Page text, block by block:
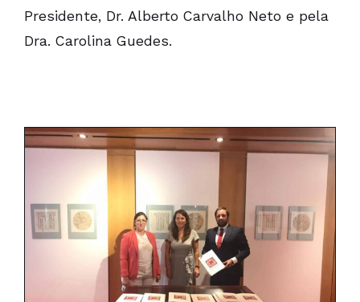
Presidente, Dr. Alberto Carvalho Neto e pela
Dra. Carolina Guedes.